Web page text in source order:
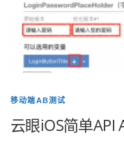
移动端AB测试
云眼iOS简单API